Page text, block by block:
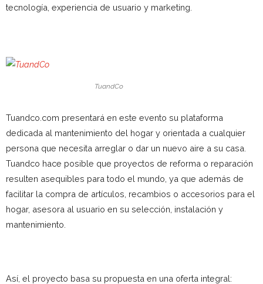
tecnología, experiencia de usuario y marketing.
TuandCo
Tuandco.com presentará en este evento su plataforma
dedicada al mantenimiento del hogar y orientada a cualquier
persona que necesita arreglar o dar un nuevo aire a su casa.
Tuandco hace posible que proyectos de reforma o reparación
resulten asequibles para todo el mundo, ya que además de
facilitar la compra de artículos, recambios o accesorios para el
hogar, asesora al usuario en su selección, instalación y
mantenimiento.
Así, el proyecto basa su propuesta en una oferta integral: